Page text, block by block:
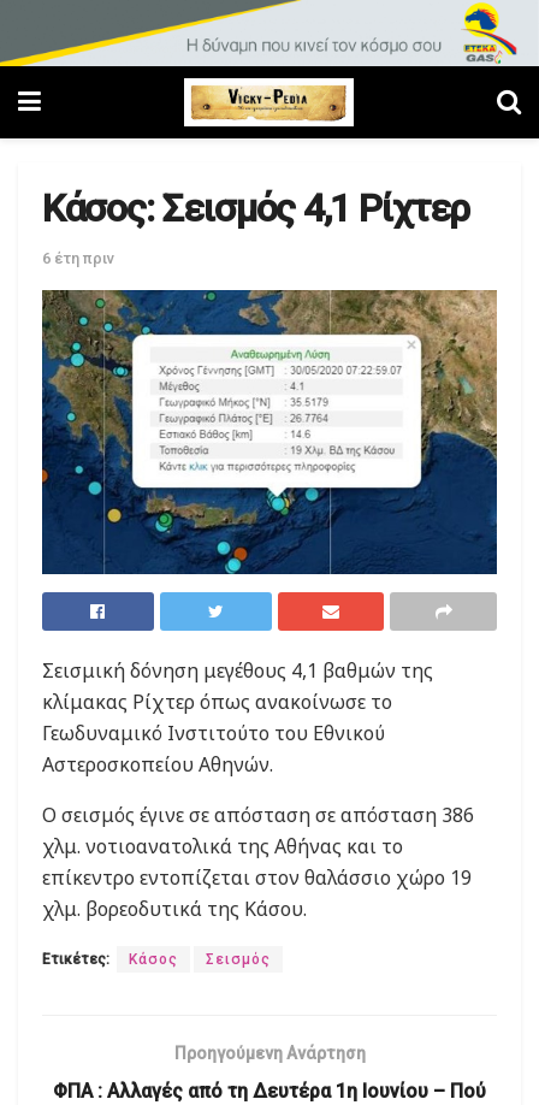
Κάσος: Σεισμός 4,1 Ρίχτερ
6 έτη πριν
Σεισμική δόνηση μεγέθους 4,1 βαθμών της
κλίμακας Ρίχτερ όπως ανακοίνωσε το
Γεωδυναμικό Ινστιτούτο του Εθνικού
Αστεροσκοπείου Αθηνών.
Ο σεισμός έγινε σε απόσταση σε απόσταση 386
χλμ. νοτιοανατολικά της Αθήνας και το
επίκεντρο εντοπίζεται στον θαλάσσιο χώρο 19
χλμ. βορεοδυτικά της Κάσου.
Ετικέτες: Κάσος Σεισμός
Προηγούμενη Ανάρτηση
ΦΠΑ : Αλλαγές από τη Δευτέρα 1η Ιουνίου – Πού